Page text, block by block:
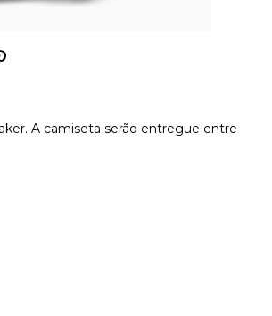
A camiseta serão entregue entre